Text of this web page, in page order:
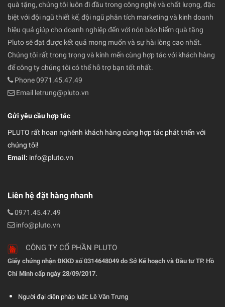
quà tặng, chúng tôi luôn đi đầu trong công nghệ và chất lượng, đặc
biệt với đội ngũ thiết kế, đội ngũ phân tích marketing và kinh doanh
hiệu quả giúp cho doanh nghiệp đến với nón bảo hiểm quà tặng
Pluto sẽ đạt được kết quả mong muốn và sự hài lòng cao nhất.
Chúng tôi rất trong trọng và kính mến cùng hợp tác với khách hàng
để công ty chúng tôi có thể hỗ trợ bạn tốt nhất.
Phone 0971.45.47.49
Email letrung@pluto.vn
Gửi yêu cầu hợp tác
PLUTO rất hoan nghênh khách hàng cùng hợp tác phát triển với
chúng tôi!
Email: info@pluto.vn
Liên hệ đặt hàng nhanh
0971.45.47.49
info@pluto.vn
CÔNG TY CỔ PHẦN PLUTO
Giấy chứng nhận ĐKKD số 0314648049 do Sở Kế hoạch và Đầu tư TP. Hồ
Chí Minh cấp ngày 28/09/2017.
Người đại diện pháp luật: Lê Văn Trưng